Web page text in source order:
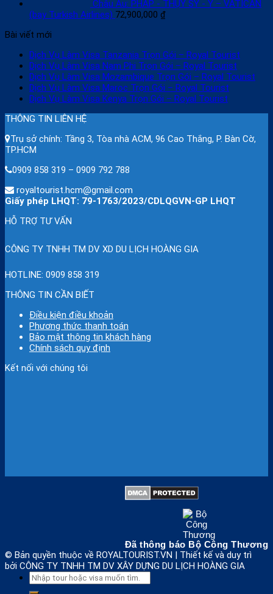
Châu Âu: PHÁP - THỤY SỸ - Ý – VATICAN
(bay Turkish Airlines) 72,900,000 ₫
Bài viết mới
Dịch Vụ Làm Visa Tanzania Trọn Gói – Royal Tourist
Dịch Vụ Làm Visa Nam Phi Trọn Gói – Royal Tourist
Dịch Vụ Làm Visa Mozambique Trọn Gói – Royal Tourist
Dịch Vụ Làm Visa Maroc Trọn Gói – Royal Tourist
Dịch Vụ Làm Visa Kenya Trọn Gói – Royal Tourist
THÔNG TIN LIÊN HỆ
Trụ sở chính: Tầng 3, Tòa nhà ACM, 96 Cao Thắng, P. Bàn Cờ,
TP.HCM
0909 858 319 – 0909 792 788
royaltourist.hcm@gmail.com
Giấy phép LHQT: 79-1763/2023/CDLQGVN-GP LHQT
HỖ TRỢ TƯ VẤN
CÔNG TY TNHH TM DV XD DU LỊCH HOÀNG GIA
HOTLINE: 0909 858 319
THÔNG TIN CẦN BIẾT
Điều kiện điều khoản
Phương thức thanh toán
Bảo mật thông tin khách hàng
Chính sách quy định
Kết nối với chúng tôi
Đã thông báo Bộ Công Thương
© Bản quyền thuộc về ROYALTOURIST.VN | Thiết kế và duy trì
bởi CÔNG TY TNHH TM DV XÂY DỰNG DU LỊCH HOÀNG GIA
Search
for: